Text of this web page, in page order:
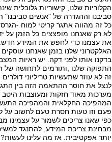
הקלוריות שלנו, קישוריות
סביבנו וההגדרה של "אנשים
כל זה מהווה אתגר קריטי למוח -
לא רק שאנחנו מופצצים כל הזמן על
את עצמנו כדי לחפש את המידע חדש.
האלקטרוני שלנו בזמן שאנחנו
בדקנו אותו לפני דקה. יש ראיות
התפוקה שלנו ,ותורמים לתחושה של
זה לא עוזר שתעשיות טריליוני
לנצל את חוסר ההתאמה הזה בין
מערכות מאוד חזקות ומעוצבות
המהפיכה החקלאית והמהפיכה
פעם וזו טעות חסרת טעם לחשוב על
כפי שאנו צריכים לשמור על עצמינו
מבחינת צריכת המידע, להתנגד
יותר אפקטיבית. אז מה עלינו לעשות?